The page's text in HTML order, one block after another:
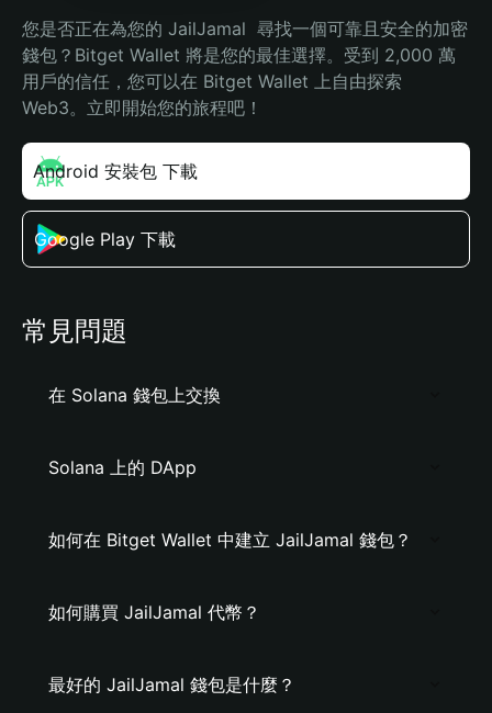
您是否正在為您的 JailJamal  尋找一個可靠且安全的加密
錢包？Bitget Wallet 將是您的最佳選擇。受到 2,000 萬
用戶的信任，您可以在 Bitget Wallet 上自由探索
Web3。立即開始您的旅程吧！
Android 安裝包 下載
Google Play 下載
常見問題
在 Solana 錢包上交換
Solana 上的 DApp
如何在 Bitget Wallet 中建立 JailJamal 錢包？
如何購買 JailJamal 代幣？
最好的 JailJamal 錢包是什麼？